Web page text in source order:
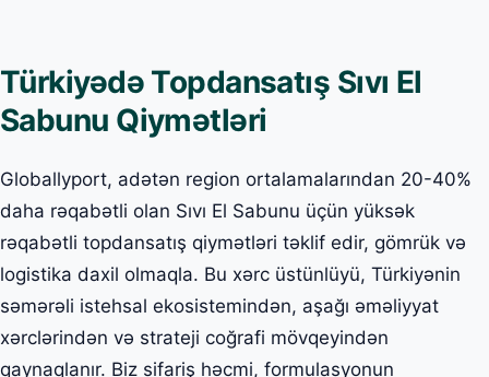
Türkiyədə Topdansatış Sıvı El
Sabunu Qiymətləri
Globallyport, adətən region ortalamalarından 20-40%
daha rəqabətli olan Sıvı El Sabunu üçün yüksək
rəqabətli topdansatış qiymətləri təklif edir, gömrük və
logistika daxil olmaqla. Bu xərc üstünlüyü, Türkiyənin
səmərəli istehsal ekosistemindən, aşağı əməliyyat
xərclərindən və strateji coğrafi mövqeyindən
qaynaqlanır. Biz sifariş həcmi, formulasyonun